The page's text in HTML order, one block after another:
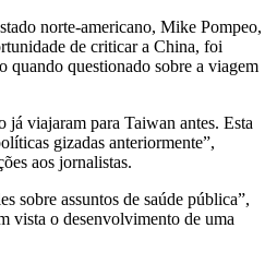
norte-americano, Mike Pompeo,
de criticar a China, foi
quando questionado sobre a viagem
já viajaram para Taiwan antes. Esta
gizadas anteriormente”,
aos jornalistas.
sobre assuntos de saúde pública”,
vista o desenvolvimento de uma